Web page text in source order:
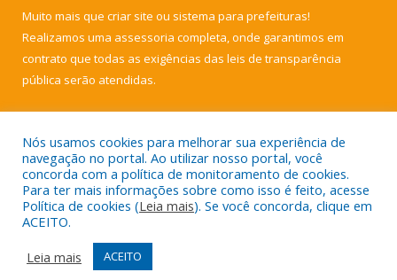
Muito mais que criar site ou sistema para prefeituras!
Realizamos uma assessoria completa, onde garantimos em
contrato que todas as exigências das leis de transparência
pública serão atendidas.
Todos os direitos reservados a Câmara Municipal de Muaná.
Mapa do Site
Acessar Área Administrativa
Acessar Webmail
Nós usamos cookies para melhorar sua experiência de
navegação no portal. Ao utilizar nosso portal, você
concorda com a política de monitoramento de cookies.
Para ter mais informações sobre como isso é feito, acesse
Política de cookies (Leia mais). Se você concorda, clique em
ACEITO.
Leia mais
ACEITO